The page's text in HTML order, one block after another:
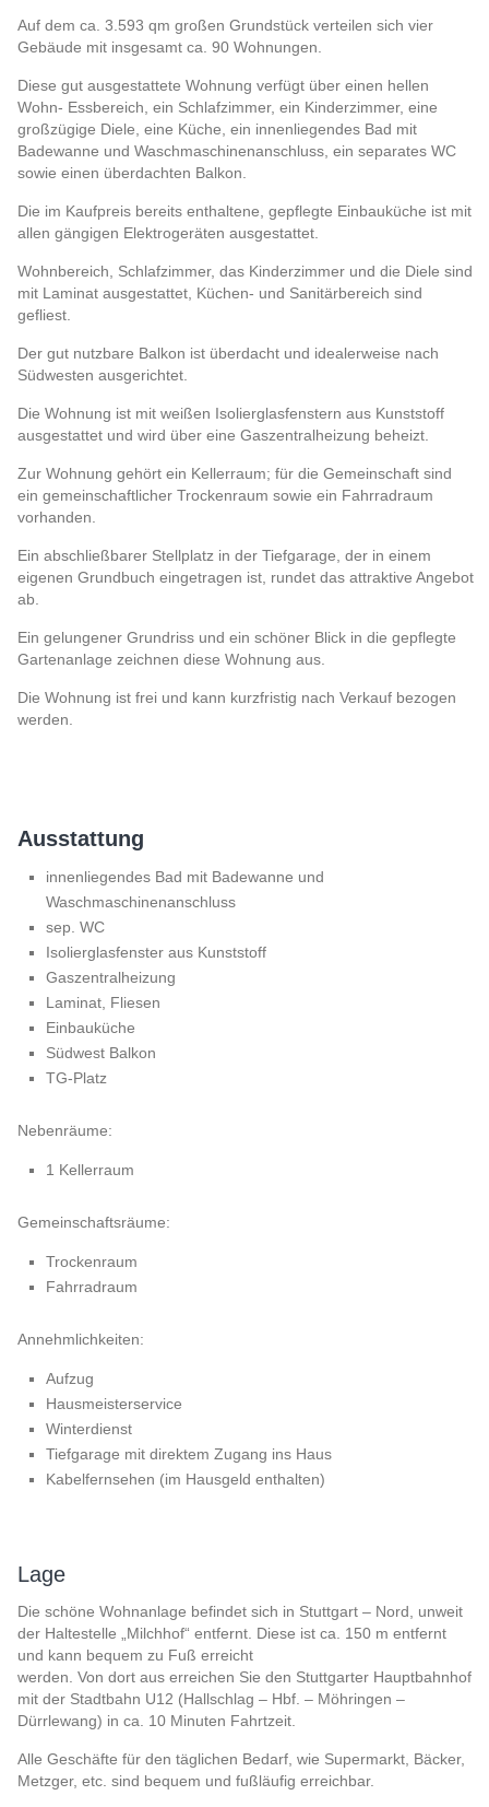
Auf dem ca. 3.593 qm großen Grundstück verteilen sich vier
Gebäude mit insgesamt ca. 90 Wohnungen.
Diese gut ausgestattete Wohnung verfügt über einen hellen
Wohn- Essbereich, ein Schlafzimmer, ein Kinderzimmer, eine
großzügige Diele, eine Küche, ein innenliegendes Bad mit
Badewanne und Waschmaschinenanschluss, ein separates WC
sowie einen überdachten Balkon.
Die im Kaufpreis bereits enthaltene, gepflegte Einbauküche ist mit
allen gängigen Elektrogeräten ausgestattet.
Wohnbereich, Schlafzimmer, das Kinderzimmer und die Diele sind
mit Laminat ausgestattet, Küchen- und Sanitärbereich sind
gefliest.
Der gut nutzbare Balkon ist überdacht und idealerweise nach
Südwesten ausgerichtet.
Die Wohnung ist mit weißen Isolierglasfenstern aus Kunststoff
ausgestattet und wird über eine Gaszentralheizung beheizt.
Zur Wohnung gehört ein Kellerraum; für die Gemeinschaft sind
ein gemeinschaftlicher Trockenraum sowie ein Fahrradraum
vorhanden.
Ein abschließbarer Stellplatz in der Tiefgarage, der in einem
eigenen Grundbuch eingetragen ist, rundet das attraktive Angebot
ab.
Ein gelungener Grundriss und ein schöner Blick in die gepflegte
Gartenanlage zeichnen diese Wohnung aus.
Die Wohnung ist frei und kann kurzfristig nach Verkauf bezogen
werden.
Ausstattung
innenliegendes Bad mit Badewanne und
Waschmaschinenanschluss
sep. WC
Isolierglasfenster aus Kunststoff
Gaszentralheizung
Laminat, Fliesen
Einbauküche
Südwest Balkon
TG-Platz
Nebenräume:
1 Kellerraum
Gemeinschaftsräume:
Trockenraum
Fahrradraum
Annehmlichkeiten:
Aufzug
Hausmeisterservice
Winterdienst
Tiefgarage mit direktem Zugang ins Haus
Kabelfernsehen (im Hausgeld enthalten)
Lage
Die schöne Wohnanlage befindet sich in Stuttgart – Nord, unweit
der Haltestelle „Milchhof“ entfernt. Diese ist ca. 150 m entfernt
und kann bequem zu Fuß erreicht
werden. Von dort aus erreichen Sie den Stuttgarter Hauptbahnhof
mit der Stadtbahn U12 (Hallschlag – Hbf. – Möhringen –
Dürrlewang) in ca. 10 Minuten Fahrtzeit.
Alle Geschäfte für den täglichen Bedarf, wie Supermarkt, Bäcker,
Metzger, etc. sind bequem und fußläufig erreichbar.